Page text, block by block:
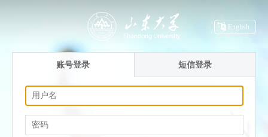
English
账号登录 短信登录